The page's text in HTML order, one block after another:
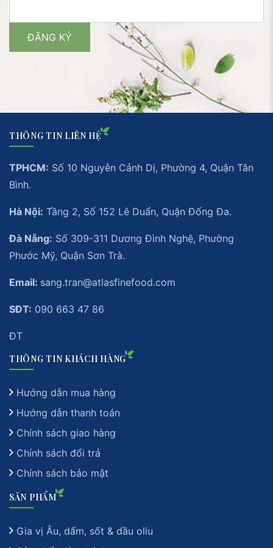
THÔNG TIN LIÊN HỆ
TPHCM: Số 10 Nguyễn Cảnh Dị, Phường 4, Quận Tân
Bình.
Hà Nội: Tầng 2, Số 152 Lê Duẩn, Quận Đống Đa.
Đà Nẵng: Số 309-311 Dương Đình Nghệ, Phường
Phước Mỹ, Quận Sơn Trà.
Email: sang.tran@atlasfinefood.com
SĐT: 090 663 47 86
ĐT
THÔNG TIN KHÁCH HÀNG
Hướng dẫn mua hàng
Hướng dẫn thanh toán
Chính sách giao hàng
Chính sách đổi trả
Chính sách bảo mật
SẢN PHẨM
Gia vị Âu, dấm, sốt & dầu oliu